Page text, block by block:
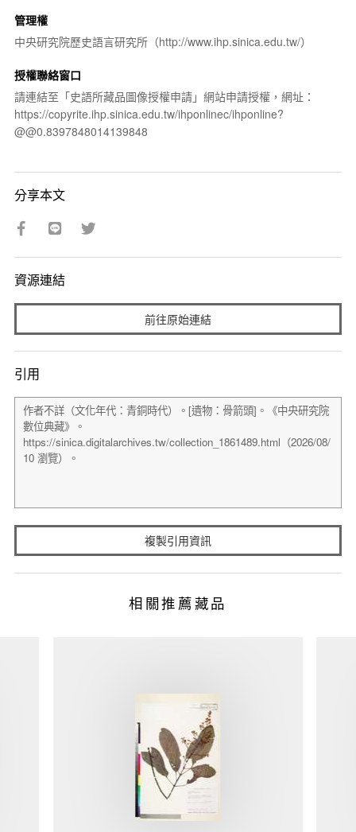
管理權
中央研究院歷史語言研究所（http://www.ihp.sinica.edu.tw/）
授權聯絡窗口
請連結至「史語所藏品圖像授權申請」網站申請授權，網址：
https://copyrite.ihp.sinica.edu.tw/ihponlinec/ihponline?
@@0.8397848014139848
分享本文
資源連結
前往原始連結
引用
複製引用資訊
相關推薦藏品